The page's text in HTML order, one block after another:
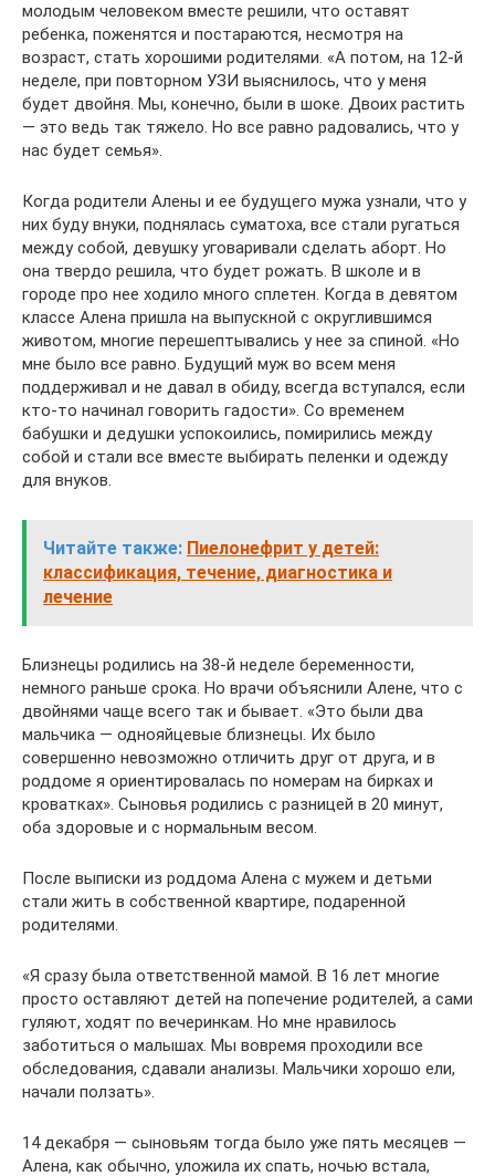
молодым человеком вместе решили, что оставят
ребенка, поженятся и постараются, несмотря на
возраст, стать хорошими родителями. «А потом, на 12-й
неделе, при повторном УЗИ выяснилось, что у меня
будет двойня. Мы, конечно, были в шоке. Двоих растить
— это ведь так тяжело. Но все равно радовались, что у
нас будет семья».
Когда родители Алены и ее будущего мужа узнали, что у
них буду внуки, поднялась суматоха, все стали ругаться
между собой, девушку уговаривали сделать аборт. Но
она твердо решила, что будет рожать. В школе и в
городе про нее ходило много сплетен. Когда в девятом
классе Алена пришла на выпускной с округлившимся
животом, многие перешептывались у нее за спиной. «Но
мне было все равно. Будущий муж во всем меня
поддерживал и не давал в обиду, всегда вступался, если
кто-то начинал говорить гадости». Со временем
бабушки и дедушки успокоились, помирились между
собой и стали все вместе выбирать пеленки и одежду
для внуков.
Читайте также: Пиелонефрит у детей:
классификация, течение, диагностика и
лечение
Близнецы родились на 38-й неделе беременности,
немного раньше срока. Но врачи объяснили Алене, что с
двойнями чаще всего так и бывает. «Это были два
мальчика — однояйцевые близнецы. Их было
совершенно невозможно отличить друг от друга, и в
роддоме я ориентировалась по номерам на бирках и
кроватках». Сыновья родились с разницей в 20 минут,
оба здоровые и с нормальным весом.
После выписки из роддома Алена с мужем и детьми
стали жить в собственной квартире, подаренной
родителями.
«Я сразу была ответственной мамой. В 16 лет многие
просто оставляют детей на попечение родителей, а сами
гуляют, ходят по вечеринкам. Но мне нравилось
заботиться о малышах. Мы вовремя проходили все
обследования, сдавали анализы. Мальчики хорошо ели,
начали ползать».
14 декабря — сыновьям тогда было уже пять месяцев —
Алена, как обычно, уложила их спать, ночью встала,